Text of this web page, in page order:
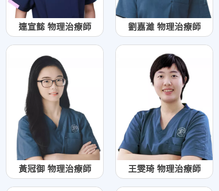
連宣懿 物理治療師 劉嘉濰 物理治療師
黃冠御 物理治療師 王雯琦 物理治療師